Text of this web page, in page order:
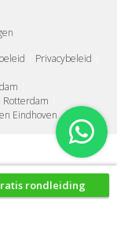
rondleiding
Privacybeleid
Eindhoven